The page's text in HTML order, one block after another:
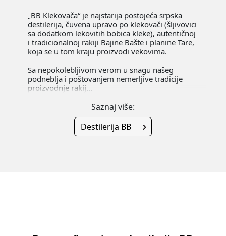
„BB Klekovača“ je najstarija postojeća srpska
destilerija, čuvena upravo po klekovači (šljivovici
sa dodatkom lekovitih bobica kleke), autentičnoj
i tradicionalnoj rakiji Bajine Bašte i planine Tare,
koja se u tom kraju proizvodi vekovima.
Sa nepokolebljivom verom u snagu našeg
podneblja i poštovanjem nemerljive tradicije
proizvodnje rakij...
Saznaj više:
Destilerija BB